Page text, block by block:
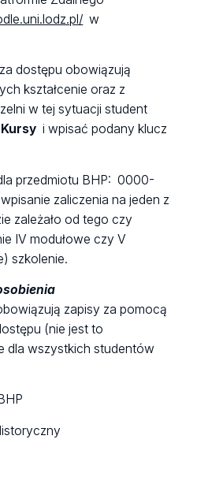
w
dostępu obowiązują
kształcenie oraz z
w tej sytuacji student
Kursyi wpisać podany klucz
przedmiotu BHP: 0000-
zaliczenia na jeden z
zależało od tego czy
IV modułowe czy V
szkolenie.
zapisy za pomocą
(nie jest to
dla wszystkich studentów